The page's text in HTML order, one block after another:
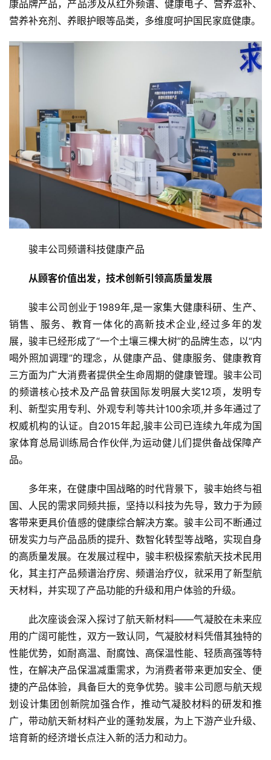
首
资
消
教
育
专
题
汽
车
·
源
康品牌产品，产品涉及从红外频谱、健康电子、营养滋补、
营养补充剂、养眼护眼等品类，多维度呵护国民家庭健康。
骏丰公司频谱科技健康产品
从顾客价值出发，技术创新引领高质量发展
骏丰公司创业于1989年,是一家集大健康科研、生产、
销售、服务、教育一体化的高新技术企业 ,经过多年的发
展，骏丰已经形成了“一个土壤三棵大树”的品牌生态，以“内
喝外照加调理”的理念，从健康产品、健康服务、健康教育
三方面为广大消费者提供全生命周期的健康管理。骏丰公司
的频谱核心技术及产品曾获国际发明展大奖12项，发明专
利、新型实用专利、外观专利等共计100余项,并多年通过了
权威机构的认证。自2015年起,骏丰公司已连续九年成为国
家体育总局训练局合作伙伴,为运动健儿们提供备战保障产
品。
多年来，在健康中国战略的时代背景下，骏丰始终与祖
国、人民的需求同频共振，坚持以科技为先导，致力于为顾
客带来更具价值感的健康综合解决方案。骏丰公司不断通过
研发实力与产品品质的提升、数智化转型等战略，实现自身
的高质量发展。在发展过程中，骏丰积极探索航天技术民用
化，其主打产品频谱治疗房、频谱治疗仪，就采用了新型航
天材料，并实现了产品功能的升级和用户体验的升级。
此次座谈会深入探讨了航天新材料——气凝胶在未来应
用的广阔可能性，双方一致认同，气凝胶材料凭借其独特的
性能优势，如耐高温、耐腐蚀、高保温性能、轻质高强等特
性，在解决产品保温减重需求，为消费者带来更加安全、便
捷的产品体验，具备巨大的竞争优势。骏丰公司愿与航天规
划设计集团创新院加强合作，推动气凝胶材料的研发和推
广，带动航天新材料产业的蓬勃发展，为上下游产业升级、
培育新的经济增长点注入新的活力和动力。